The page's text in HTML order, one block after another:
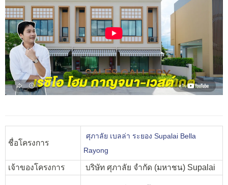
ชื่อโครงการ
ศุภาลัย เบลล่า ระยอง Supalai Bella
Rayong
เจ้าของโครงการ บริษัท ศุภาลัย จำกัด (มหาชน) Supalai